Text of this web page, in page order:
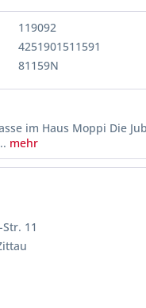
119092
4251901511591
81159N
im Haus Moppi Die
mehr
11